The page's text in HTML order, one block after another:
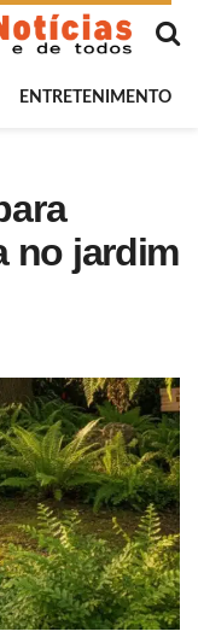
ENTRETENIMENTO
no jardim